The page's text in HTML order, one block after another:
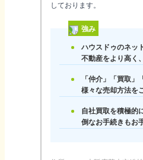
しております。
強み
ハウスドゥのネッ
不動産をより高く
「仲介」「買取」
様々な売却方法を
自社買取を積極的
倒なお手続きもお